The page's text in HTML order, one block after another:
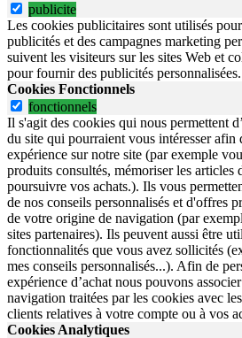
publicite
Les cookies publicitaires sont utilisés
publicités et des campagnes marketing
suivent les visiteurs sur les sites Web et
pour fournir des publicités personnalisées.
Cookies Fonctionnels
fonctionnels
Il s'agit des cookies qui nous permettent
du site qui pourraient vous intéresser afin
expérience sur notre site (par exemple
produits consultés, mémoriser les articles
poursuivre vos achats.). Ils vous
de nos conseils personnalisés et d'offres
de votre origine de navigation (par
sites partenaires). Ils peuvent aussi être
fonctionnalités que vous avez sollicités
mes conseils personnalisés...). Afin de
expérience d’achat nous pouvons
navigation traitées par les cookies avec
clients relatives à votre compte ou à vos
Cookies Analytiques